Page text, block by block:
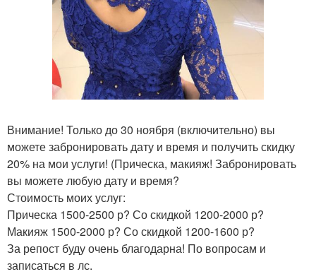
Внимание! Только до 30 ноября (включительно) вы
можете забронировать дату и время и получить скидку
20% на мои услуги! (Прическа, макияж! Забронировать
вы можете любую дату и время?
Стоимость моих услуг:
Прическа 1500-2500 р? Со скидкой 1200-2000 р?
Макияж 1500-2000 р? Со скидкой 1200-1600 р?
За репост буду очень благодарна! По вопросам и
записаться в лс.